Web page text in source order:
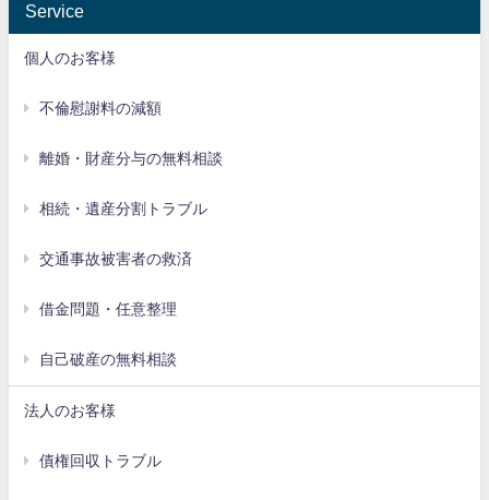
Service
個人のお客様
不倫慰謝料の減額
離婚・財産分与の無料相談
相続・遺産分割トラブル
交通事故被害者の救済
借金問題・任意整理
自己破産の無料相談
法人のお客様
債権回収トラブル